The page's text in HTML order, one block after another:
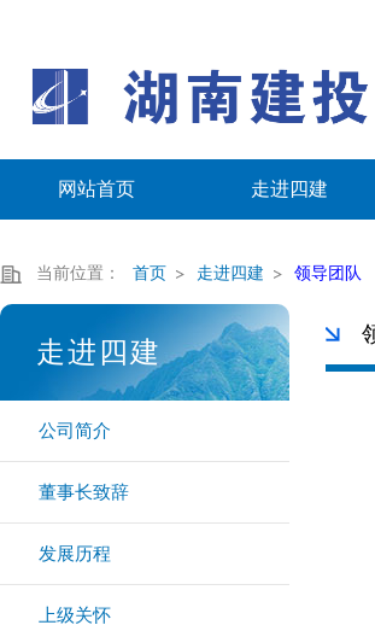
网站首页 走进四建
当前位置： 首页 走进四建 领导团队
走进四建
公司简介
董事长致辞
发展历程
上级关怀